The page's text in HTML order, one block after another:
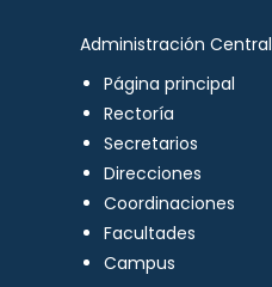
Administración Central
Página principal
Rectoría
Secretarios
Direcciones
Coordinaciones
Facultades
Campus